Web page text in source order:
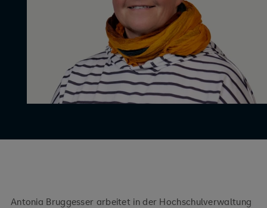
Antonia Bruggesser arbeitet in der Hochschulverwaltung